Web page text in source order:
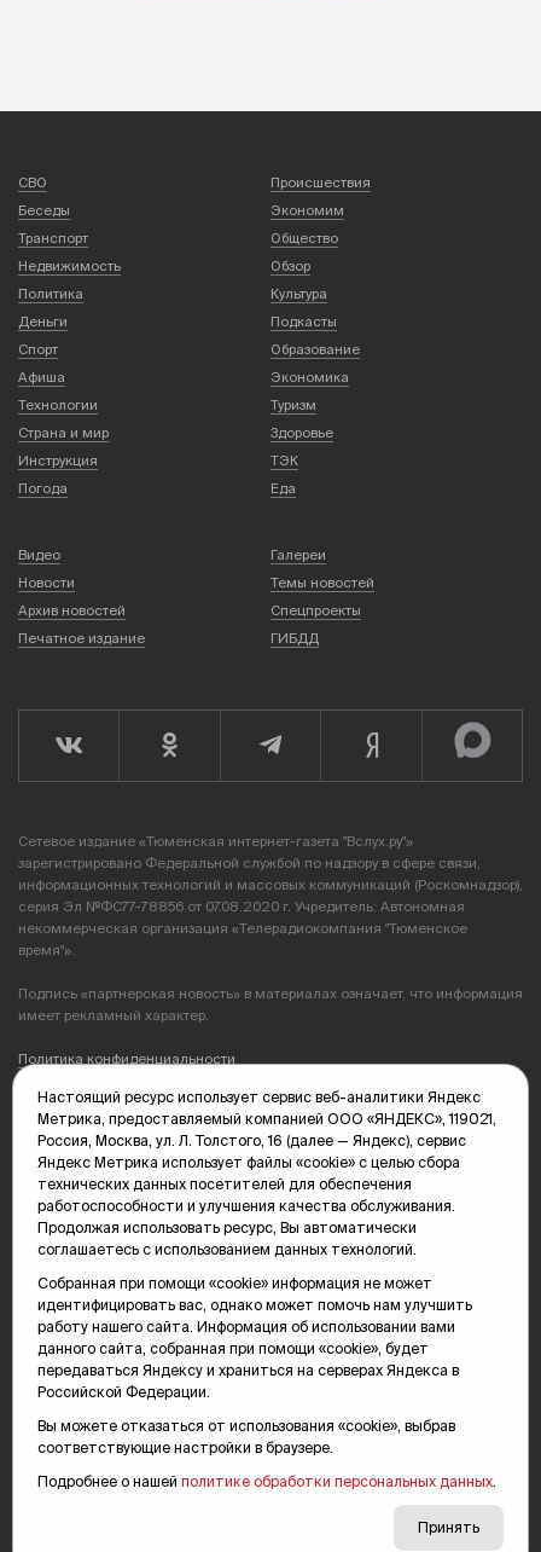
СВО
Происшествия
Беседы
Экономим
Транспорт
Общество
Недвижимость
Обзор
Политика
Культура
Деньги
Подкасты
Спорт
Образование
Афиша
Экономика
Технологии
Туризм
Страна и мир
Здоровье
Инструкция
ТЭК
Погода
Еда
Видео
Галереи
Новости
Темы новостей
Архив новостей
Спецпроекты
Печатное издание
ГИБДД
Сетевое издание «Тюменская интернет-газета "Вслух.ру"»
зарегистрировано Федеральной службой по надзору в сфере связи,
информационных технологий и массовых коммуникаций (Роскомнадзор),
серия Эл №ФС77-78856 от 07.08.2020 г. Учредитель: Автономная
некоммерческая организация «Телерадиокомпания "Тюменское
время"».
Подпись «партнерская новость» в материалах означает, что информация
имеет рекламный характер.
Политика конфиденциальности
Редакция: 625035, Тюмень, пр. Геологоразведчиков, 28А
(3452) 68-89-05
edit@vsluh.ru
Главный редактор: Панкина Т.Ю.
kika@vsluh.ru
По вопросам рекламы:
(3452) 68-89-78
kotovaev@sibinformburo.ru
mim@vsluh.ru
16+
Настоящий ресурс использует сервис веб-аналитики Яндекс
Метрика, предоставляемый компанией ООО «ЯНДЕКС», 119021,
Россия, Москва, ул. Л. Толстого, 16 (далее — Яндекс), сервис
Яндекс Метрика использует файлы «cookie» с целью сбора
технических данных посетителей для обеспечения
работоспособности и улучшения качества обслуживания.
Продолжая использовать ресурс, Вы автоматически
соглашаетесь с использованием данных технологий.
Собранная при помощи «cookie» информация не может
идентифицировать вас, однако может помочь нам улучшить
работу нашего сайта. Информация об использовании вами
данного сайта, собранная при помощи «cookie», будет
передаваться Яндексу и храниться на серверах Яндекса в
Российской Федерации.
Вы можете отказаться от использования «cookie», выбрав
соответствующие настройки в браузере.
Подробнее о нашей политике обработки персональных данных
Принять